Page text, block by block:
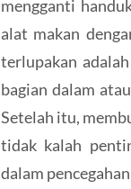
mengganti
alat makan
terlupakan
bagian dalam
Setelah itu,
tidak kalah
dalam